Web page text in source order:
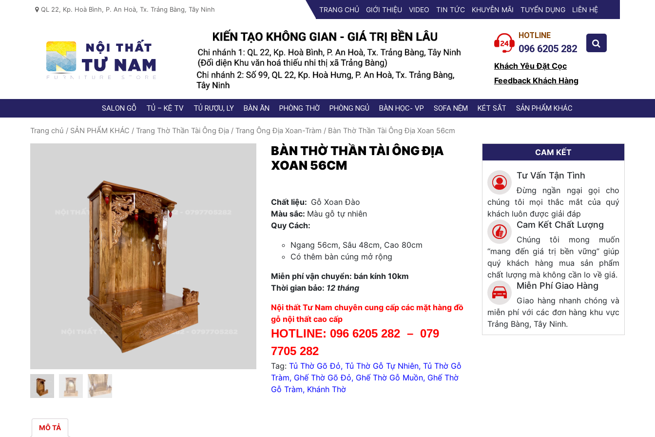
QL 22, Kp. Hoà Bình, P. An Hoà, Tx. Trảng Bàng, Tây Ninh TRANG CHỦ GIỚI THIỆU VIDEO TIN TỨC KHUYỄN MÃI TUYỂN DỤNG LIÊN HỆ
HOTLINE
096 6205 282
Khách Yêu Đặt Cọc
Feedback Khách Hàng
SALON GỖ TỦ – KỆ TV TỦ RƯỢU, LY BÀN ĂN PHÒNG THỜ PHÒNG NGỦ BÀN HỌC- VP SOFA NỆM KÉT SẮT SẢN PHẨM KHÁC
Trang chủ / SẢN PHẨM KHÁC / Trang Thờ Thần Tài Ông Địa / Trang Ông Địa Xoan-Tràm / Bàn Thờ Thần Tài Ông Địa Xoan 56cm
BÀN THỜ THẦN TÀI ÔNG ĐỊA
XOAN 56CM
Chất liệu: Gỗ Xoan Đào
Màu sắc: Màu gỗ tự nhiên
Quy Cách:
Ngang 56cm, Sâu 48cm, Cao 80cm
Có thêm bàn cúng mở rộng
Miễn phí vận chuyển: bán kính 10km
Thời gian bảo: 12 tháng
Nội thất Tư Nam chuyên cung cấp các mặt hàng đồ
gỗ nội thất cao cấp
HOTLINE: 096 6205 282– 079
7705 282
Tag: Tủ Thờ Gõ Đỏ, Tủ Thờ Gỗ Tự Nhiên,Tủ Thờ Gỗ
Tràm, Ghế Thờ Gõ Đỏ, Ghế Thờ Gỗ Muồn, Ghế Thờ
Gỗ Tràm, Khánh Thờ
CAM KẾT
Tư Vấn Tận Tình
Đừng ngần ngại gọi cho
chúng tôi mọi thắc mắt của quý
khách luôn được giải đáp
Cam Kết Chất Lượng
Chúng tôi mong muốn
“mang đến giá trị bền vững” giúp
quý khách hàng mua sản phẩm
chất lượng mà không cần lo về giá.
Miễn Phí Giao Hàng
Giao hàng nhanh chóng và
miễn phí với các đơn hàng khu vực
Trảng Bàng, Tây Ninh.
MÔ TẢ